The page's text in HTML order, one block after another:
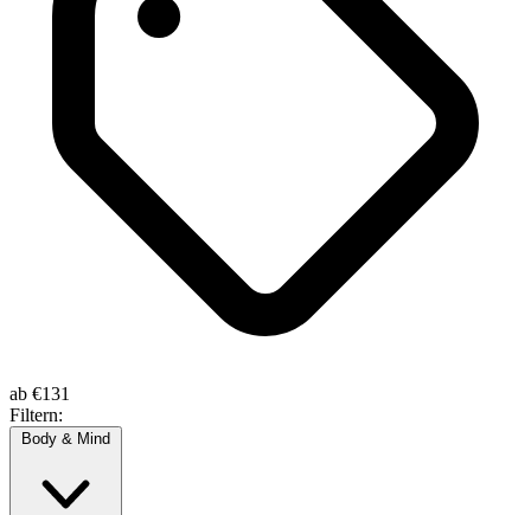
ab €131
Filtern:
Body & Mind